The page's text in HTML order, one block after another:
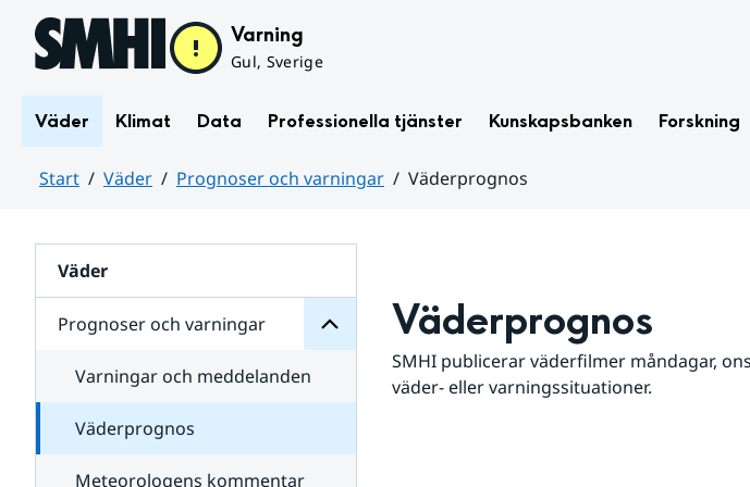
Hoppa till sidans innehåll Varning
Gul, Sverige
Väder Klimat Data Professionella tjänster Kunskapsbanken Forskning
Start Väder Prognoser och varningar
Väderprognos
Väder
Prognoser och varningar
för
varningar
Varningar och meddelanden
Väderprognos
Meteorologens kommentar
Väderprognos
SMHI publicerar väderfilmer måndagar,
väder- eller varningssituationer.